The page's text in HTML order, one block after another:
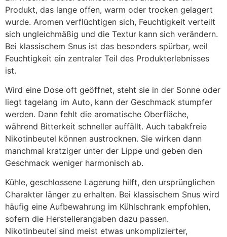
Produkt, das lange offen, warm oder trocken gelagert
wurde. Aromen verflüchtigen sich, Feuchtigkeit verteilt
sich ungleichmäßig und die Textur kann sich verändern.
Bei klassischem Snus ist das besonders spürbar, weil
Feuchtigkeit ein zentraler Teil des Produkterlebnisses
ist.
Wird eine Dose oft geöffnet, steht sie in der Sonne oder
liegt tagelang im Auto, kann der Geschmack stumpfer
werden. Dann fehlt die aromatische Oberfläche,
während Bitterkeit schneller auffällt. Auch tabakfreie
Nikotinbeutel können austrocknen. Sie wirken dann
manchmal kratziger unter der Lippe und geben den
Geschmack weniger harmonisch ab.
Kühle, geschlossene Lagerung hilft, den ursprünglichen
Charakter länger zu erhalten. Bei klassischem Snus wird
häufig eine Aufbewahrung im Kühlschrank empfohlen,
sofern die Herstellerangaben dazu passen.
Nikotinbeutel sind meist etwas unkomplizierter,